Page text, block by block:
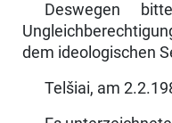
Deswegen
dem ideologischen
Telšiai, am